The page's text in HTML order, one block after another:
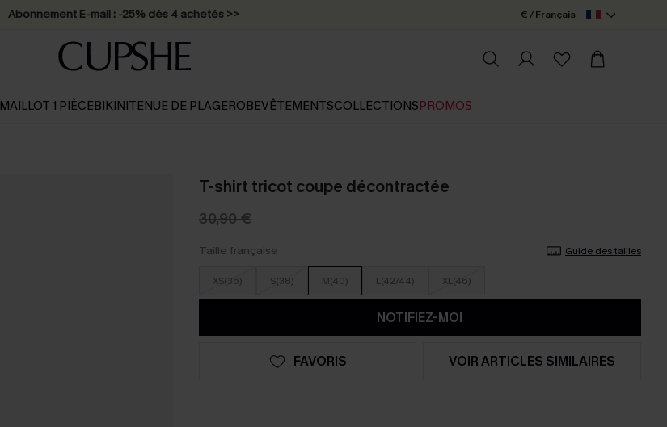
Abonnement E-mail : -25% dès 4 achetés >> € / Français
MAILLOT 1 PIÈCEBIKINITENUE DE PLAGEROBEVÊTEMENTSCOLLECTIONSPROMOS
T-shirt tricot coupe décontractée
30,90 €
Taille française Guide des tailles
XS(36) S(38) M(40) L(42/44) XL(46)
NOTIFIEZ-MOI
FAVORIS VOIR ARTICLES SIMILAIRES